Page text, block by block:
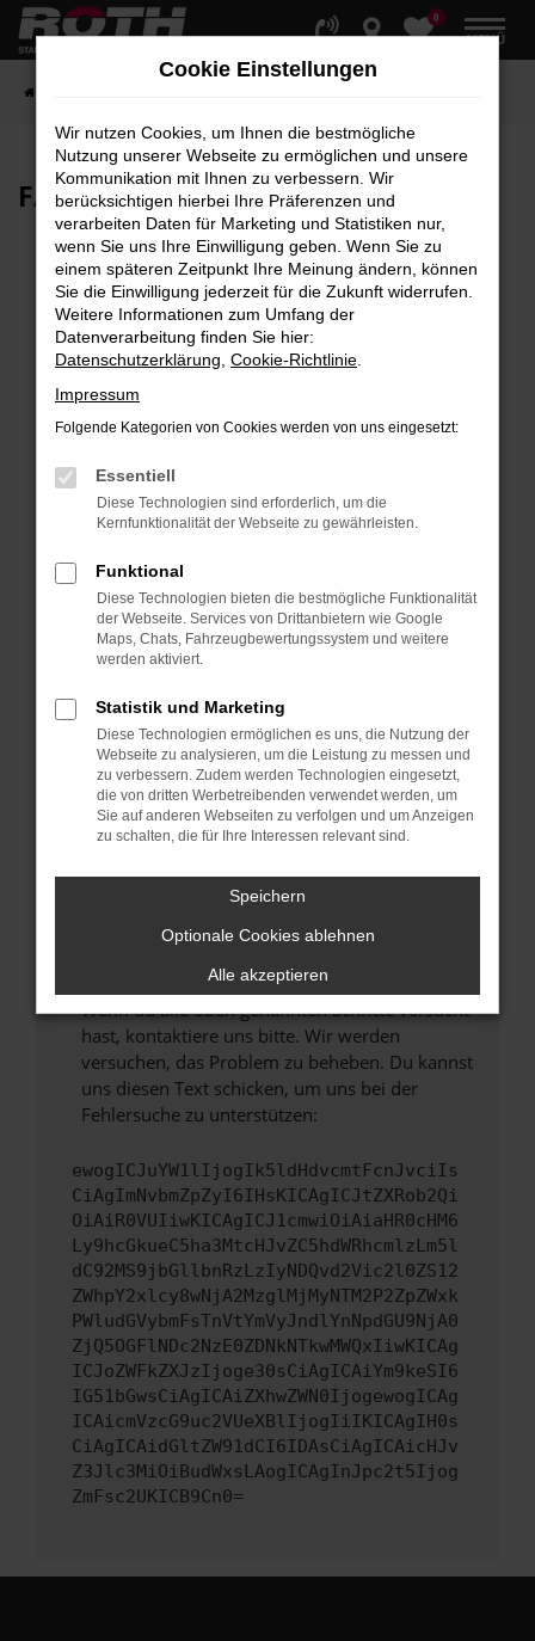
Zum
Hauptinhalt
0
MENÜ
FAHRZEUG-SHOWROOM
Fehler: Network Error
Beim Laden ist ein Fehler aufgetreten.
Hier sind ein paar Tipps, die dir helfen können:
Überprüfe deine Firewall und deine
Laden andere Webseiten, zum Beispiel deine
Suchmaschine?
Prüfe deine Browsererweiterungen.
Manche Erweiterungen, wie Werbeblocker,
können das Laden bestimmter Seiten
verhindern. Funktioniert die Seite in einem
anderen Browser oder in einem privaten
Fenster?
Starte dein Gerät neu.
Das kann manchmal helfen, vorübergehende
Probleme zu beheben.
Stelle sicher, dass dein Browser und dein
Betriebssystem auf dem neuesten Stand
sind.
Sicherheitsrisiko, sondern kann auch dazu
unterstützt werden.
Wende dich an den Webseitenbetreiber.
Wenn du alle oben genannten Schritte versucht
hast, kontaktiere uns bitte. Wir werden
versuchen, das Problem zu beheben. Du kannst
uns diesen Text schicken, um uns bei der
Fehlersuche zu unterstützen:
ewogICJuYW1lIjogIk5ldHdvcmtFcnJvciIs
CiAgImNvbmZpZyI6IHsKICAgICJtZXRob2Qi
OiAiR0VUIiwKICAgICJ1cmwiOiAiaHR0cHM6
Ly9hcGkueC5ha3MtcHJvZC5hdWRhcmlzLm5l
dC92MS9jbGllbnRzLzIyNDQvd2Vic2l0ZS12
ZWhpY2xlcy8wNjA2MzglMjMyNTM2P2ZpZWxk
PWludGVybmFsTnVtYmVyJndlYnNpdGU9NjA0
ZjQ5OGFlNDc2NzE0ZDNkNTkwMWQxIiwKICAg
ICJoZWFkZXJzIjoge30sCiAgICAiYm9keSI6
IG51bGwsCiAgICAiZXhwZWN0IjogewogICAg
ICAicmVzcG9uc2VUeXBlIjogIiIKICAgIH0s
CiAgICAidGltZW91dCI6IDAsCiAgICAicHJv
Z3Jlc3MiOiBudWxsLAogICAgInJpc2t5Ijog
ZmFsc2UKICB9Cn0=
Cookie Einstellungen
Wir nutzen Cookies, um Ihnen die bestmögliche
Nutzung unserer Webseite zu ermöglichen und unsere
Kommunikation mit Ihnen zu verbessern. Wir
berücksichtigen hierbei Ihre Präferenzen und
verarbeiten Daten für Marketing und Statistiken nur,
wenn Sie uns Ihre Einwilligung geben. Wenn Sie zu
einem späteren Zeitpunkt Ihre Meinung ändern, können
Sie die Einwilligung jederzeit für die Zukunft widerrufen.
Weitere Informationen zum Umfang der
Datenverarbeitung finden Sie hier:
Datenschutzerklärung Cookie-Richtlinie
Impressum
Folgende Kategorien von Cookies werden von uns eingesetzt:
Essentiell
Diese Technologien sind erforderlich, um die
Kernfunktionalität der Webseite zu gewährleisten.
Funktional
Diese Technologien bieten die bestmögliche Funktionalität
der Webseite. Services von Drittanbietern wie Google
Maps, Chats, Fahrzeugbewertungssystem und weitere
werden aktiviert.
Statistik und Marketing
Diese Technologien ermöglichen es uns, die Nutzung der
Webseite zu analysieren, um die Leistung zu messen und
zu verbessern. Zudem werden Technologien eingesetzt,
die von dritten Werbetreibenden verwendet werden, um
Sie auf anderen Webseiten zu verfolgen und um Anzeigen
zu schalten, die für Ihre Interessen relevant sind.
Speichern
Optionale Cookies ablehnen
Alle akzeptieren